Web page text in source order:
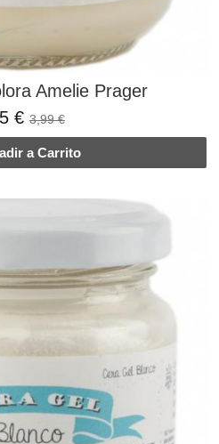
Amelie Prager
€ 3,99 €
a Carrito